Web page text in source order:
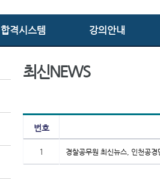
합격시스템 강의안내
최신NEWS
번호
1 경찰공무원 최신뉴스, 인천공